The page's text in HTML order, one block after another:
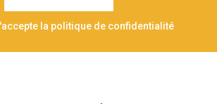
la politique de confidentialité